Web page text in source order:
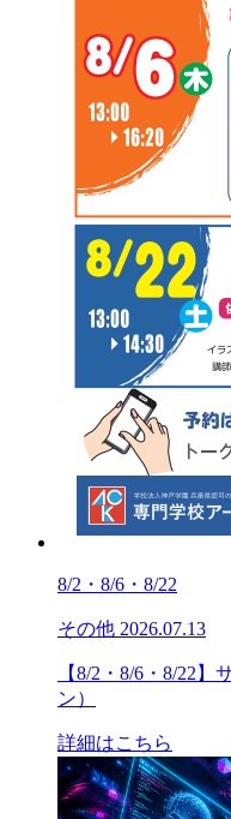
8/2・8/6・8/22
その他 2026.07.13
【8/2・8/6・8/22
ン）
詳細はこちら